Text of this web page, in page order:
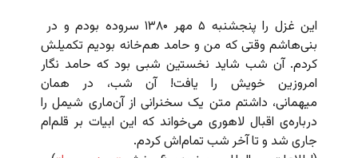
این غزل را پنجشنبه ۵ مهر ۱۳۸۰ سروده بودم و در
بنی‌هاشم وقتی که من و حامد هم‌خانه بودیم تکمیلش
کردم. آن شب شاید نخستین شبی بود که حامد نگار
امروزین خویش را یافت! آن شب، در همان
میهمانی، داشتم متن یک سخنرانی از آن‌ماری شیمل را
درباره‌ی اقبال لاهوری می‌خواند که این ابیات بر قلم‌ام
جاری شد و تا آخر شب تمام‌اش کردم.